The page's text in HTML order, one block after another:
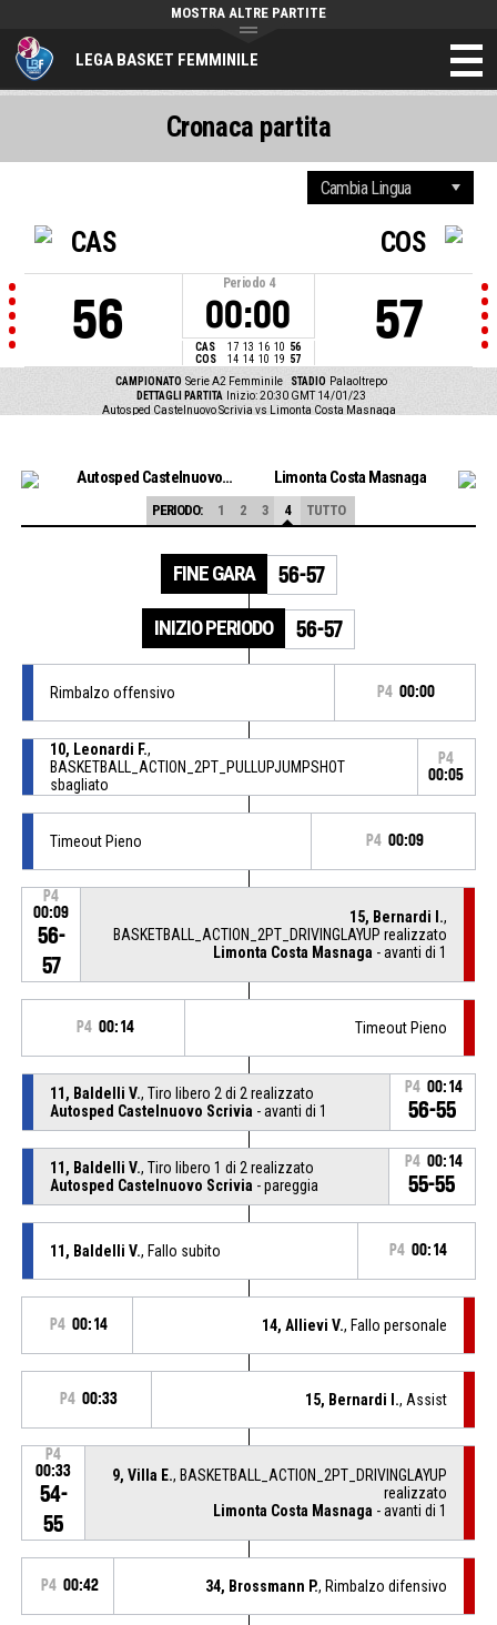
LEGA BASKET FEMMINILE
MOSTRA ALTRE PARTITE
CAS
56
Periodo 4
00:00
CAS 17 13 16 10 56
COS
14 14 10 19 57
COS
57
CAMPIONATO Serie A2 Femminile STADIO Palaoltrepo
DETTAGLI PARTITA
Inizio: 20:30 GMT 14/01/23
Autosped Castelnuovo Scrivia vs Limonta Costa Masnaga
Cronaca partita
Autosped Castelnuovo Scrivia Limonta Costa Masnaga
PERIODO: 1 2 3 4 TUTTO
FINE GARA 56-57
INIZIO PERIODO 56-57
Rimbalzo offensivo P4 00:00
10, Leonardi F.,
BASKETBALL_ACTION_2PT_PULLUPJUMPSHOT
sbagliato
P4
00:05
Timeout Pieno P4 00:09
P4
00:09
56-
57
15, Bernardi I.,
BASKETBALL_ACTION_2PT_DRIVINGLAYUP realizzato
Limonta Costa Masnaga - avanti di 1
P4 00:14 Timeout Pieno
11, Baldelli V., Tiro libero 2 di 2 realizzato
Autosped Castelnuovo Scrivia - avanti di 1
P4 00:14
56-55
11, Baldelli V., Tiro libero 1 di 2 realizzato
Autosped Castelnuovo Scrivia - pareggia
P4 00:14
55-55
11, Baldelli V., Fallo subito P4 00:14
P4 00:14 14, Allievi V., Fallo personale
P4 00:33 15, Bernardi I., Assist
P4
00:33
54-
55
9, Villa E., BASKETBALL_ACTION_2PT_DRIVINGLAYUP
realizzato
Limonta Costa Masnaga - avanti di 1
P4 00:42 34, Brossmann P., Rimbalzo difensivo